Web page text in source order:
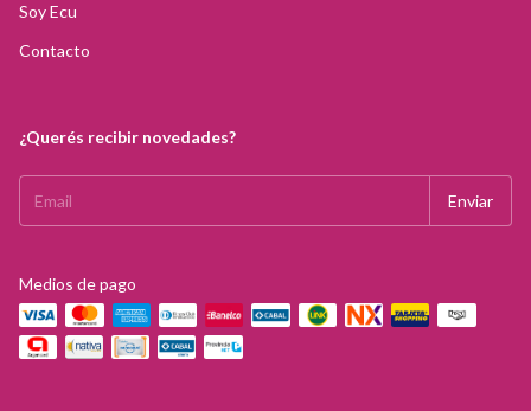
Soy Ecu
Contacto
¿Querés recibir novedades?
Medios de pago